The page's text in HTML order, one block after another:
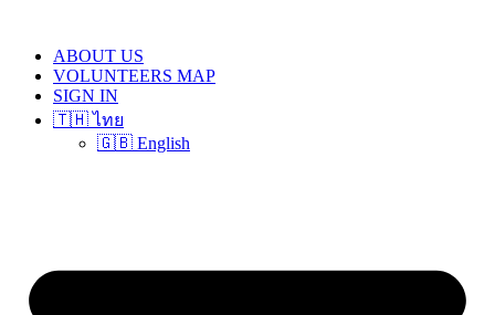
contentABOUT US
VOLUNTEERS MAP
SIGN IN
🇹🇭 ไทย
🇬🇧 English